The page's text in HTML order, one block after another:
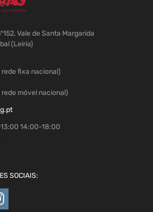
Vale de Santa Margarida
(Leiria)
fixa nacional)
móvel nacional)
14:00-18:00
SOCIAIS: